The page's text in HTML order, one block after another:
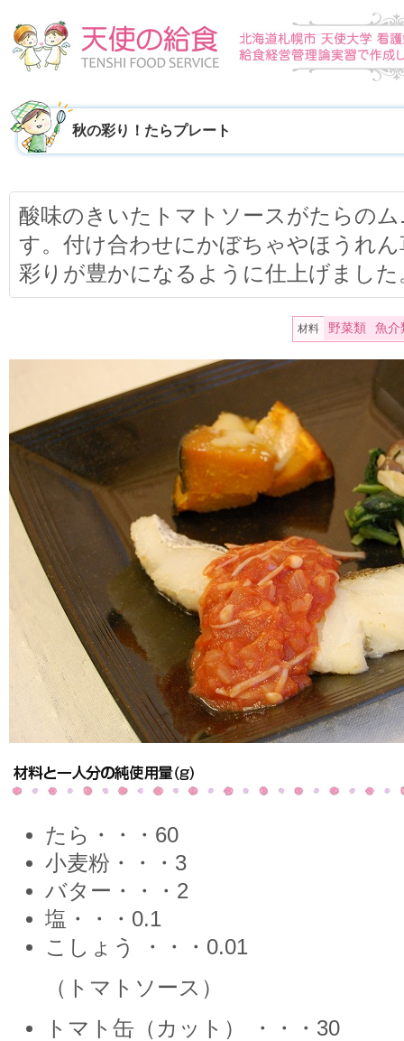
秋の彩り！たらプレート
酸味のきいたトマトソースがたらの
す。付け合わせにかぼちゃやほうれ
彩りが豊かになるように仕上げました
材料 野菜類 魚介
たら・・・60
小麦粉・・・3
バター・・・2
塩・・・0.1
こしょう ・・・0.01
（トマトソース）
トマト缶（カット） ・・・30